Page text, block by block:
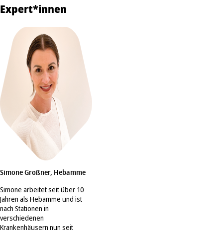
Expert*innen
Simone Großner, Hebamme
Simone arbeitet seit über 10
Jahren als Hebamme und ist
nach Stationen in
verschiedenen
Krankenhäusern nun seit